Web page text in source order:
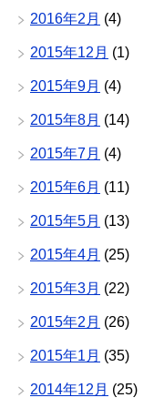
2016年2月 (4)
2015年12月 (1)
2015年9月 (4)
2015年8月 (14)
2015年7月 (4)
2015年6月 (11)
2015年5月 (13)
2015年4月 (25)
2015年3月 (22)
2015年2月 (26)
2015年1月 (35)
2014年12月 (25)